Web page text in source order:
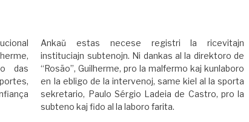
das
Ankaŭ estas necese registri la ricevitajn
instituciajn subtenojn. Ni dankas al la direktoro de
“Rosão”, Guilherme, pro la malfermo kaj kunlaboro
en la ebligo de la intervenoj, same kiel al la sporta
sekretario, Paulo Sérgio Ladeia de Castro, pro la
subteno kaj fido al la laboro farita.